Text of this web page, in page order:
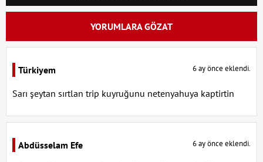
YORUMLARA GÖZAT
Türkiyem 6 ay önce eklendi.
Sarı şeytan sırtlan trip kuyruğunu netenyahuya kaptirtin
Abdüsselam Efe 6 ay önce eklendi.